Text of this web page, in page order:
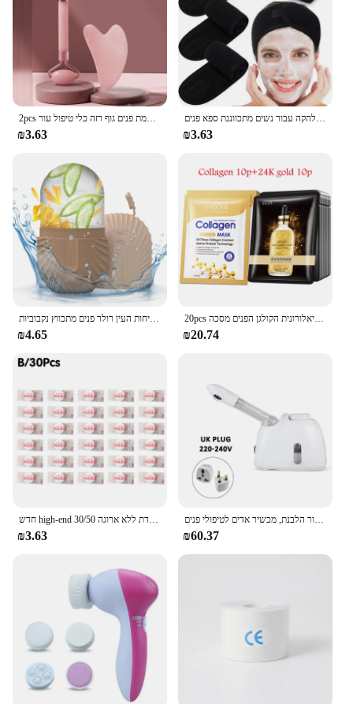
₪3.63 ₪3.63
קרח פרצוף קרח הקרח קוביית יופי עיסוי קרח סיליקון עובש עבור נפיחות העין רולר פנים מתכווץ נקבוביות
₪4.65
20pcs חומצה היאלורונית הקולגן הפנים מסכה skincare לחות מיצוק לחות מיצוק מסיכות פנים גיליון מסכה טיפול העור קוריאני
₪20.74
חדש high-end 30/50 יח 'מסיכת פנים דחוסים מסיכת פנים ניידת ללא ארוגה מסיכת פנים ניידת ללא ארוגה
₪3.63
אוזון ספינת פנים חם ערפל אדים עבור פנים עמוק ניקוי מאדה מרסס סלון בית ספא טיפוח עור הלבנת, מכשיר אדים לטיפולי פנים
₪60.37